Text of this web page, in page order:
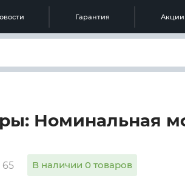
Гарантия Акции
Номинальная
65 В наличии 0 товаров